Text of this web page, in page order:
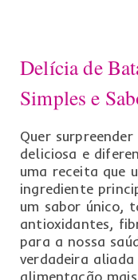
Delícia de
Simples e
Quer
deliciosa e
uma receita que
ingrediente
um sabor único,
antioxidantes,
para a nossa
verdadeira
alimentação